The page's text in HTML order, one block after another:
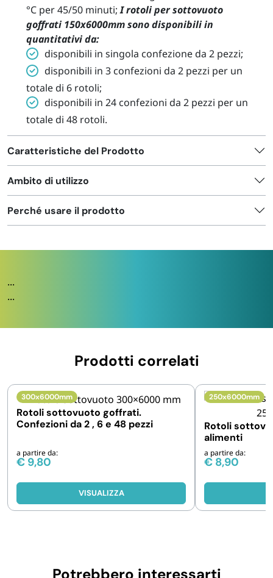
°C per 45/50 minuti; I rotoli per sottovuoto
goffrati 150x6000mm sono disponibili in
quantitativi da:
disponibili in singola confezione da 2 pezzi;
disponibili in 3 confezioni da 2 pezzi per un
totale di 6 rotoli;
disponibili in 24 confezioni da 2 pezzi per un
totale di 48 rotoli.
Caratteristiche del Prodotto
Ambito di utilizzo
Perché usare il prodotto
...
...
Prodotti correlati
300x6000mm
Rotoli sottovuoto goffrati.
Confezioni da 2 , 6 e 48 pezzi
a partire da:
€ 9,80
VISUALIZZA
250x6000mm
Rotoli
alimenti
a partire da:
€ 8,90